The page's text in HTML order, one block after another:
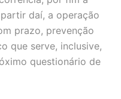
daí, a operação
prazo, prevenção
que serve, inclusive,
questionário de